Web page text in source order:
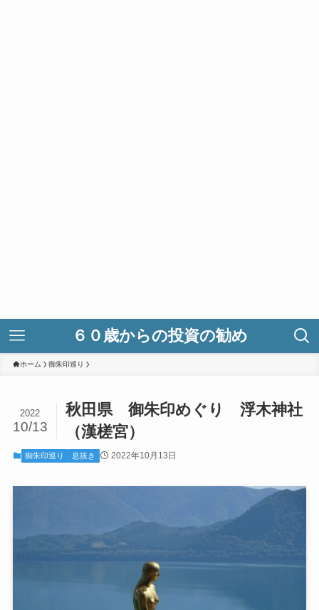
６０歳からの投資の勧め
ホーム 御朱印巡り
秋田県 御朱印めぐり 浮木神社
（漢槎宮）
2022
10/13
御朱印巡り 息抜き 2022年10月13日